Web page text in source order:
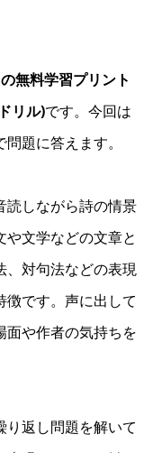
無料学習プリント
リル)です。今回は
題に答えます。
読しながら詩の情景
文学などの文章と
、対句法などの表現
です。声に出して
面や作者の気持ちを
返し問題を解いて